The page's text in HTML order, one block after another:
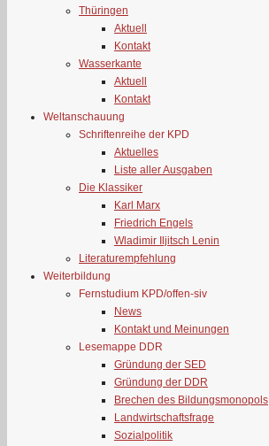
Thüringen
Aktuell
Kontakt
Wasserkante
Aktuell
Kontakt
Weltanschauung
Schriftenreihe der KPD
Aktuelles
Liste aller Ausgaben
Die Klassiker
Karl Marx
Friedrich Engels
Wladimir Iljitsch Lenin
Literaturempfehlung
Weiterbildung
Fernstudium KPD/offen-siv
News
Kontakt und Meinungen
Lesemappe DDR
Gründung der SED
Gründung der DDR
Brechen des Bildungsmonopols
Landwirtschaftsfrage
Sozialpolitik